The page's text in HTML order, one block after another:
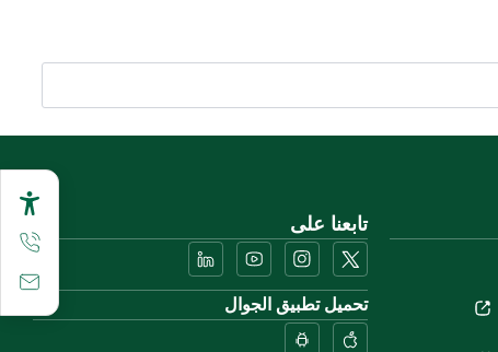
تابعنا على
تحميل تطبيق الجوال